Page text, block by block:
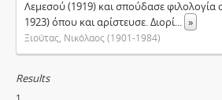
Λεμεσού (1919) και σπούδασε φιλολογία
1923) όπου και αρίστευσε. Διορί... »
Ξιούτας, Νικόλαος (1901-1984)
Results